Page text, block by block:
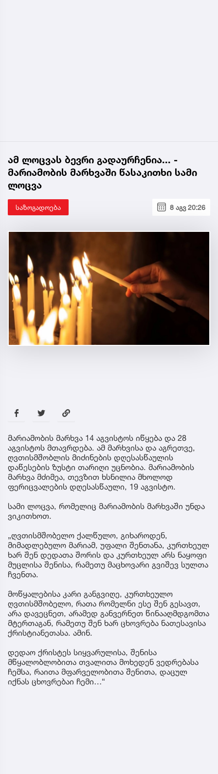
ამ ლოცვას ბევრი გადაურჩენია... -
მარიამობის მარხვაში წასაკითხი სამი
ლოცვა
საზოგადოება 8 აგვ 20:26
მარიამობის მარხვა 14 აგვისტოს იწყება და 28
აგვისტოს მთავრდება. ამ მარხვისა და აგრეთვე,
ღვთისმშობლის მიძინების დღესასწაულის
დაწესების ზუსტი თარიღი უცნობია. მარიამობის
მარხვა მძიმეა, თევზით ხსნილია მხოლოდ
ფერიცვალების დღესასწაული, 19 აგვისტო.
სამი ლოცვა, რომელიც მარიამობის მარხვაში უნდა
ვიკითხოთ.
„ღვთისმშობელო ქალწულო, გიხაროდენ,
მიმადლებულო მარიამ, უფალი შენთანა, კურთხეულ
ხარ შენ დედათა შორის და კურთხეულ არს ნაყოფი
მუცლისა შენისა, რამეთუ მაცხოვარი გვიშევ სულთა
ჩვენთა.
მოწყალებისა კარი განგვიღე, კურთხეულო
ღვთისმშობელო, რათა რომელნი ესე შენ გესავთ,
არა დავეცნეთ, არამედ განვერნეთ წინააღმდგომთა
მტერთაგან, რამეთუ შენ ხარ ცხოვრება ნათესავისა
ქრისტიანეთასა. ამინ.
დედაო ქრისტეს სიყვარულისა, შენისა
მწყალობლობითა თვალითა მოხედენ ვედრებასა
ჩემსა, რაითა მფარველობითა შენითა, დაცულ
იქნას ცხოვრებაი ჩემი…“